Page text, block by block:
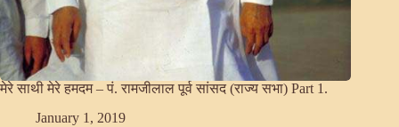
मेरे साथी मेरे हमदम – पं. रामजीलाल पूर्व सांसद (राज्य सभा) Part 1.
January 1, 2019